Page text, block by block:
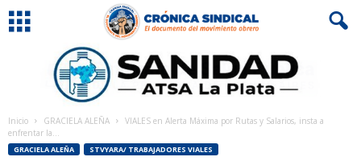
Inicio GRACIELA ALEÑA
VIALES en Alerta Máxima por Rutas y Salarios, insta a
enfrentar la...
GRACIELA ALEÑA STVYARA/ TRABAJADORES VIALES